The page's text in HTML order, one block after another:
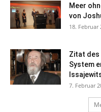
Meer
von
18. Februar
Zitat des
System
7. Februar